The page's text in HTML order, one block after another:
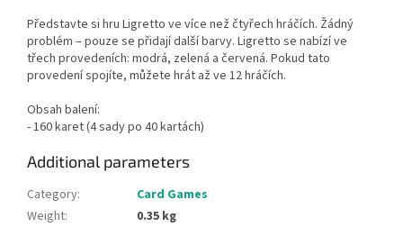
Představte si hru Ligretto ve více než čtyřech hráčích. Žádný
problém – pouze se přidají další barvy. Ligretto se nabízí ve
třech provedeních: modrá, zelená a červená. Pokud tato
provedení spojíte, můžete hrát až ve 12 hráčích.
Obsah balení:
- 160 karet (4 sady po 40 kartách)
Additional parameters
Category:
Card Games
Weight:
0.35 kg